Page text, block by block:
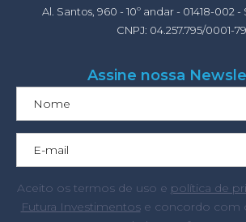
Al. Santos, 960 - 10º andar - 01418-002
CNPJ: 04.257.795/0001-79
Assine nossa
Aceito os termos de uso e política de
Futura Investimentose concordo com